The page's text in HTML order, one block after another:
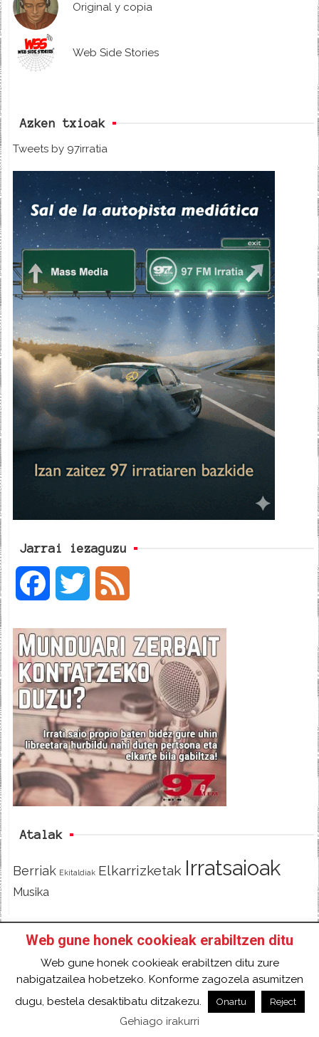
Original y copia
Web Side Stories
Azken txioak
Tweets by 97irratia
Jarrai iezaguzu
c
e
b
o
o
i
t
t
e
e
d
Atalak
Berriak Ekitaldiak Elkarrizketak Irratsaioak
Musika
HASIERA IZAN IRRATIKIDE!
FACEBOOK
TWITTER
HARREMANETARAKO SARRERA
2018 Gure eduki guztiak Creative Commons
Aitortu 4.0 Nazioartekoa Baimen baten mende
Web gune honek cookieak erabiltzen ditu
Web gune honek cookieak erabiltzen ditu zure
nabigatzailea hobetzeko. Konforme zagozela asumitzen
dugu, bestela desaktibatu ditzakezu.
Onartu Reject
Gehiago irakurri